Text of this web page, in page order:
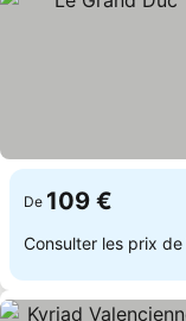
De 109 €
Consulter les prix de